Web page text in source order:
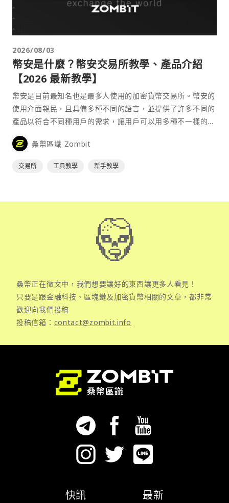
2026/08/03
幣安是什麼？幣安交易所教學、產品介紹
【2026 最新教學】
幣安是目前最知名也是最多人使用的加密貨幣交易所。幣安的
使用介面親民，且具備多種不同的語言，並提供了許多不同的
產品以符合不同種用戶的需求，讓用戶可以用多種不一樣的方
式來參與加密貨幣市場。
桑幣區識 Zombit
交易所 工具教學 新手教學
桑幣正在徵文中，我們想要讓好的東西讓更多人看見！
只要是跟金融科技、區塊鏈及加密貨幣相關的文章，都非常
歡迎向我們投稿
投稿信箱： contact@zombit.info
快訊
最新